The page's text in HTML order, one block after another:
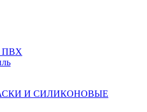
ПВХ
И СИЛИКОНОВЫЕ